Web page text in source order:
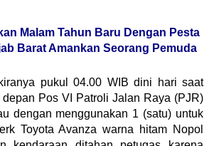
Malam Tahun Baru Dengan Pesta
Barat Amankan Seorang Pemuda
pukul 04.00 WIB dini hari saat
Pos VI Patroli Jalan Raya (PJR)
dengan menggunakan 1 (satu) untuk
Toyota Avanza warna hitam Nopol